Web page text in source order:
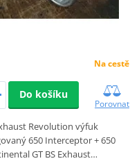
Na cestě
Do košíku
Porovnat
Revolution výfuk
650 Interceptor + 650
GT BS Exhaust…